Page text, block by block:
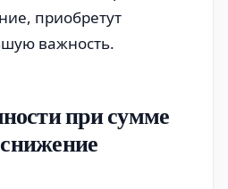
приобретут
важность.
при сумме